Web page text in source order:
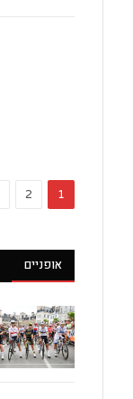
1
2
אופניים